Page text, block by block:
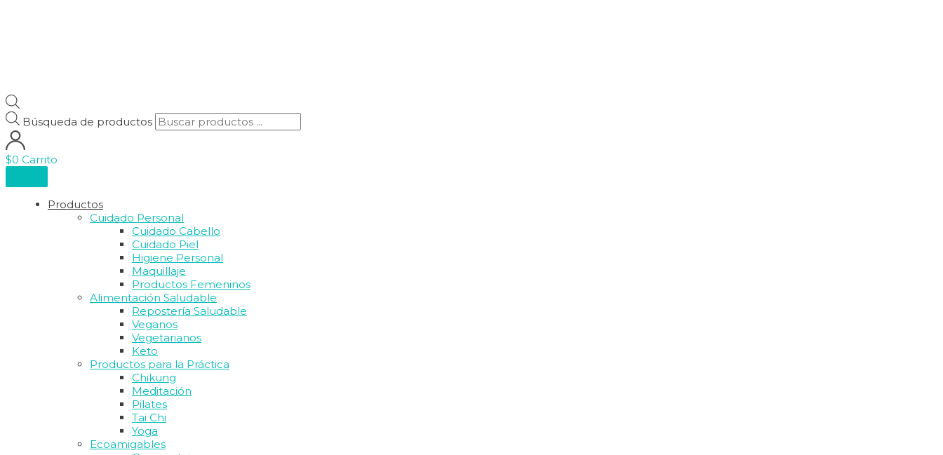
Búsqueda de productos
$0 Carrito
Productos
Cuidado Personal
Cuidado Cabello
Cuidado Piel
Higiene Personal
Maquillaje
Productos Femeninos
Alimentación Saludable
Repostería Saludable
Veganos
Vegetarianos
Keto
Productos para la Práctica
Chikung
Meditación
Pilates
Tai Chi
Yoga
Ecoamigables